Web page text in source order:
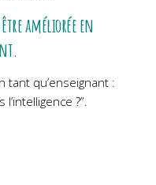
améliorée en
qu’enseignant :
?”.